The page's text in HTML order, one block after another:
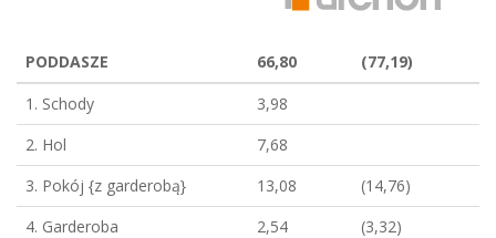
PODDASZE 66,80
(77,19)
1. Schody
3,98
2. Hol
7,68
3. Pokój {z garderobą}
13,08
(14,76)
4. Garderoba
2,54
(3,32)